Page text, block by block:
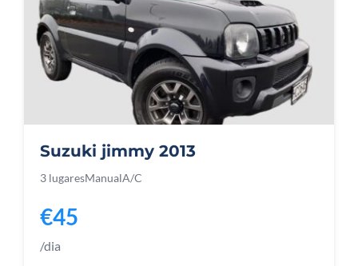
Suzuki jimmy 2013
3 lugaresManualA/C
€45
/dia